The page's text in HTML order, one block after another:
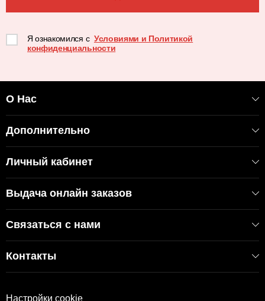
Я ознакомился с Условиями и Политикой
конфиденциальности
О Нас
Дополнительно
Личный кабинет
Выдача онлайн заказов
Связаться с нами
Контакты
Настройки cookie